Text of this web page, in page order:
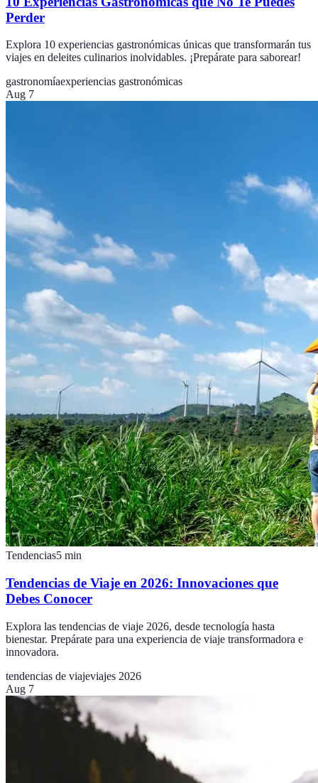
Perder
Explora 10 experiencias gastronómicas únicas que transformarán tus
viajes en deleites culinarios inolvidables. ¡Prepárate para saborear!
gastronomíaexperiencias gastronómicas
Aug 7
Tendencias5 min
Tendencias de Viaje en 2026: Innovaciones que
Debes Conocer
Explora las tendencias de viaje 2026, desde tecnología hasta
bienestar. Prepárate para una experiencia de viaje transformadora e
innovadora.
tendencias de viajeviajes 2026
Aug 7